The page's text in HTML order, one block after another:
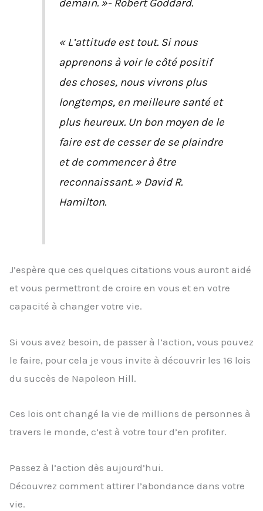
demain. »- Robert Goddard.
« L’attitude est tout. Si nous
apprenons à voir le côté positif
des choses, nous vivrons plus
longtemps, en meilleure santé et
plus heureux. Un bon moyen de le
faire est de cesser de se plaindre
et de commencer à être
reconnaissant. » David R.
Hamilton.
J’espère que ces quelques citations vous auront aidé
et vous permettront de croire en vous et en votre
capacité à changer votre vie.
Si vous avez besoin, de passer à l’action, vous pouvez
le faire, pour cela je vous invite à découvrir les 16 lois
du succès de Napoleon Hill.
Ces lois ont changé la vie de millions de personnes à
travers le monde, c’est à votre tour d’en profiter.
Passez à l’action dès aujourd’hui.
Découvrez comment attirer l’abondance dans votre
vie.